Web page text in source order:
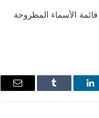
الأسماء المطروحة
لينكدإن Tumblr
البريد